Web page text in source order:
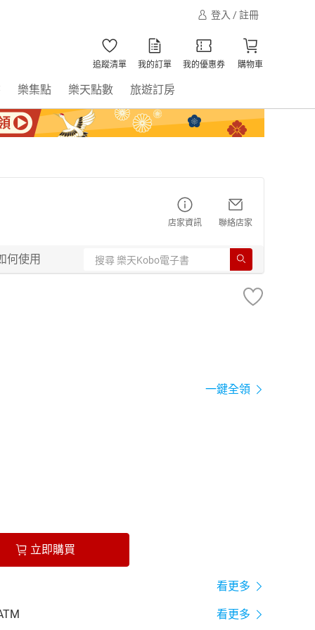
登入 / 註冊
追蹤清單 我的訂單 我的優惠券 購物車
樂集點 樂天點數 旅遊訂房
店家資訊 聯絡店家
何使用
一鍵全領
立即購買
看更多
看更多